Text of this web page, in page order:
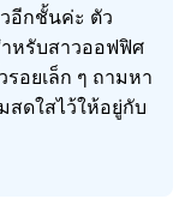
อีกชั้นค่ะ ตัว
หรับสาวออฟฟิศ
อยเล็ก ๆ ถามหา
ดใสไว้ให้อยู่กับ